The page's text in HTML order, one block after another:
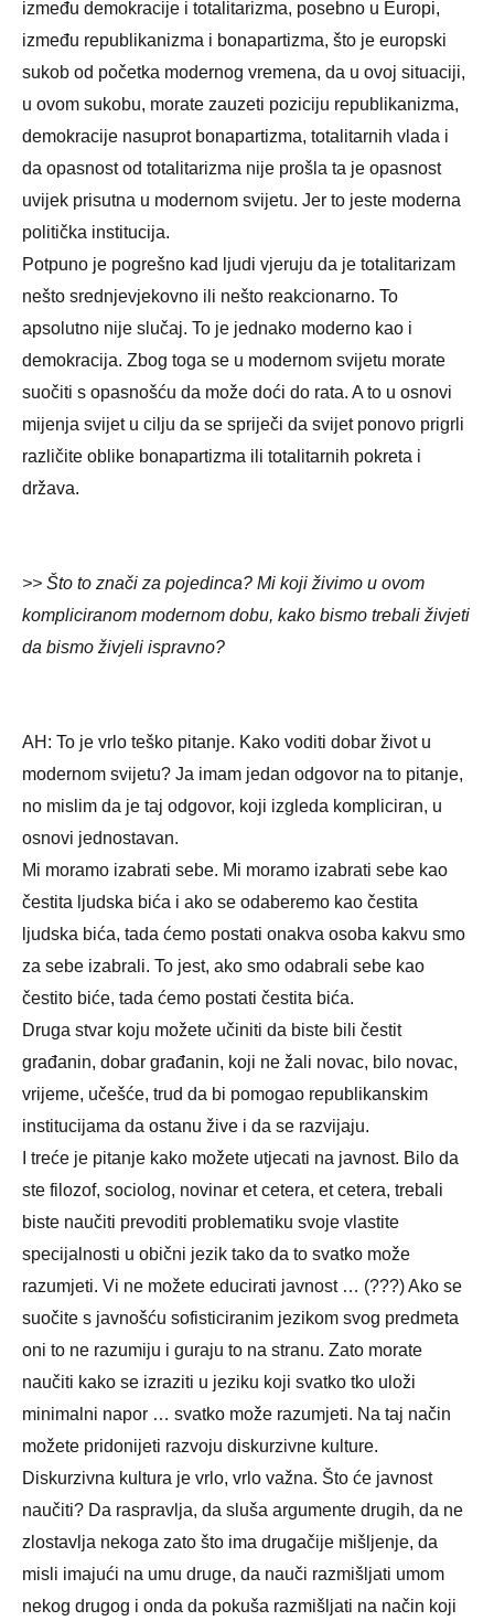
između demokracije i totalitarizma, posebno u Europi,
između republikanizma i bonapartizma, što je europski
sukob od početka modernog vremena, da u ovoj situaciji,
u ovom sukobu, morate zauzeti poziciju republikanizma,
demokracije nasuprot bonapartizma, totalitarnih vlada i
da opasnost od totalitarizma nije prošla ta je opasnost
uvijek prisutna u modernom svijetu. Jer to jeste moderna
politička institucija.
Potpuno je pogrešno kad ljudi vjeruju da je totalitarizam
nešto srednjevjekovno ili nešto reakcionarno. To
apsolutno nije slučaj. To je jednako moderno kao i
demokracija. Zbog toga se u modernom svijetu morate
suočiti s opasnošću da može doći do rata. A to u osnovi
mijenja svijet u cilju da se spriječi da svijet ponovo prigrli
različite oblike bonapartizma ili totalitarnih pokreta i
država.
>> Što to znači za pojedinca? Mi koji živimo u ovom
kompliciranom modernom dobu, kako bismo trebali živjeti
da bismo živjeli ispravno?
AH: To je vrlo teško pitanje. Kako voditi dobar život u
modernom svijetu? Ja imam jedan odgovor na to pitanje,
no mislim da je taj odgovor, koji izgleda kompliciran, u
osnovi jednostavan.
Mi moramo izabrati sebe. Mi moramo izabrati sebe kao
čestita ljudska bića i ako se odaberemo kao čestita
ljudska bića, tada ćemo postati onakva osoba kakvu smo
za sebe izabrali. To jest, ako smo odabrali sebe kao
čestito biće, tada ćemo postati čestita bića.
Druga stvar koju možete učiniti da biste bili čestit
građanin, dobar građanin, koji ne žali novac, bilo novac,
vrijeme, učešće, trud da bi pomogao republikanskim
institucijama da ostanu žive i da se razvijaju.
I treće je pitanje kako možete utjecati na javnost. Bilo da
ste filozof, sociolog, novinar et cetera, et cetera, trebali
biste naučiti prevoditi problematiku svoje vlastite
specijalnosti u obični jezik tako da to svatko može
razumjeti. Vi ne možete educirati javnost … (???) Ako se
suočite s javnošću sofisticiranim jezikom svog predmeta
oni to ne razumiju i guraju to na stranu. Zato morate
naučiti kako se izraziti u jeziku koji svatko tko uloži
minimalni napor … svatko može razumjeti. Na taj način
možete pridonijeti razvoju diskurzivne kulture.
Diskurzivna kultura je vrlo, vrlo važna. Što će javnost
naučiti? Da raspravlja, da sluša argumente drugih, da ne
zlostavlja nekoga zato što ima drugačije mišljenje, da
misli imajući na umu druge, da nauči razmišljati umom
nekog drugog i onda da pokuša razmišljati na način koji